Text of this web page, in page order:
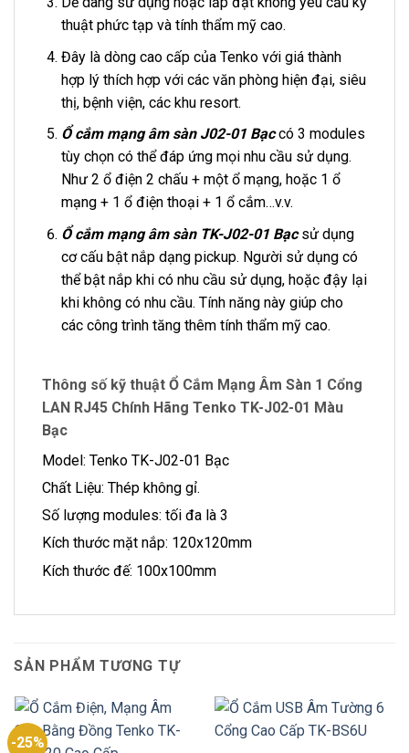
thuật phức tạp và tính thẩm mỹ cao.
Đây là dòng cao cấp của Tenko với giá thành
hợp lý thích hợp với các văn phòng hiện đại, siêu
thị, bệnh viện, các khu resort.
Ổ cắm mạng âm sàn J02-01 Bạccó 3 modules
tùy chọn có thể đáp ứng mọi nhu cầu sử dụng.
Như 2 ổ điện 2 chấu + một ổ mạng, hoặc 1 ổ
mạng + 1 ổ điện thoại + 1 ổ cắm…v.v.
Ổ cắm mạng âm sàn TK-J02-01 Bạcsử dụng
cơ cấu bật nắp dạng pickup. Người sử dụng có
thể bật nắp khi có nhu cầu sử dụng, hoặc đậy lại
khi không có nhu cầu. Tính năng này giúp cho
các công trình tăng thêm tính thẩm mỹ cao.
Thông số kỹ thuật Ổ Cắm Mạng Âm Sàn 1 Cổng
LAN RJ45 Chính Hãng Tenko TK-J02-01 Màu
Bạc
Model: Tenko TK-J02-01 Bạc
Chất Liệu: Thép không gỉ.
Số lượng modules: tối đa là 3
Kích thước mặt nắp: 120x120mm
Kích thước đế: 100x100mm
SẢN PHẨM TƯƠNG TỰ
-25%